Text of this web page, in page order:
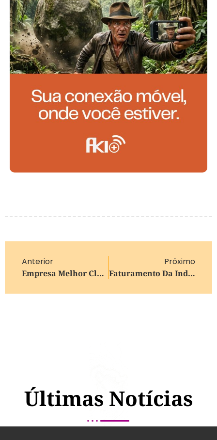
Anterior
Empresa Melhor Classificada Na Licitação Da Obra Do Túnel Da Matteo Gianella É Desclassicada
Próximo
Faturamento Da Indústria Tem Recuperação E Sobe 3,8% Em Março
Últimas Notícias